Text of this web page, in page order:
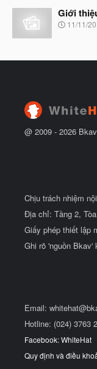
đ
ầ
à
y
b
đ
Giới
N
b
u
11/11/
@ 2009 - 2026
Chịu trách nhiệm
Địa chỉ: Tầng 2,
Giấy phép thiết lập
Ghi rõ 'nguồn Bkav'
Email:
Hotline: (024) 3763
Facebook: WhiteHat
Quy định và điều